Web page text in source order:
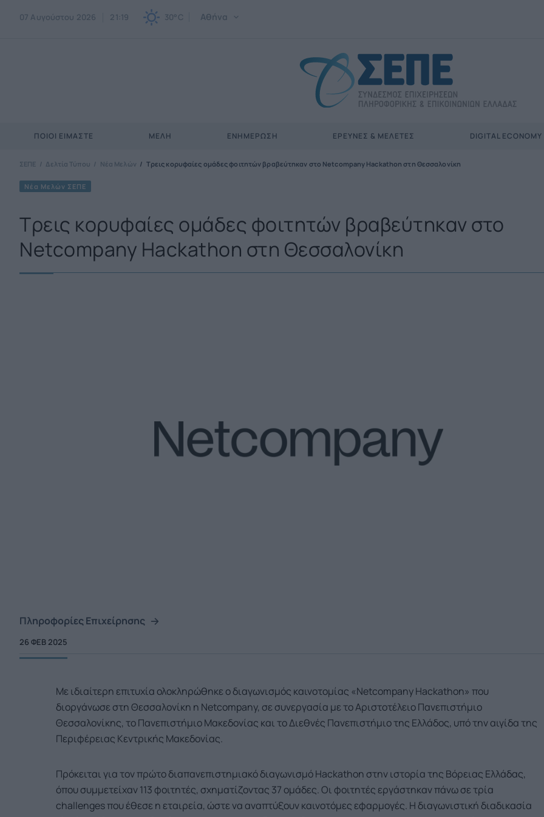
07 Αυγούστου 2026 21:19 30°C Αθήνα
ΠΟΙΟΙ ΕΊΜΑΣΤΕ ΜΈΛΗ ΕΝΗΜΕΡΩΣΗ ΈΡΕΥΝΕΣ & ΜΕΛΈΤΕΣ DIGITAL
ΣΕΠΕ Δελτία Τύπου Νέα Μελών Τρεις κορυφαίες ομάδες φοιτητών βραβεύτηκαν στο Netcompany Hackathon στη Θεσσαλονίκη
Νέα Μελών ΣΕΠΕ
Τρεις κορυφαίες ομάδες φοιτητών βραβεύτηκαν στο
Netcompany Hackathon στη Θεσσαλονίκη
Πληροφορίες Επιχείρησης
26 ΦΕΒ 2025
Με ιδιαίτερη επιτυχία ολοκληρώθηκε ο διαγωνισμός καινοτομίας «Netcompany Hackathon» που
διοργάνωσε στη Θεσσαλονίκη η Netcompany, σε συνεργασία με το Αριστοτέλειο Πανεπιστήμιο
Θεσσαλονίκης, το Πανεπιστήμιο Μακεδονίας και το Διεθνές Πανεπιστήμιο της Ελλάδος, υπό την αιγίδα της
Περιφέρειας Κεντρικής Μακεδονίας.
Πρόκειται για τον πρώτο διαπανεπιστημιακό διαγωνισμό Hackathon στην ιστορία της Βόρειας Ελλάδας,
όπου συμμετείχαν 113 φοιτητές, σχηματίζοντας 37 ομάδες. Οι φοιτητές εργάστηκαν πάνω σε τρία
challenges που έθεσε η εταιρεία, ώστε να αναπτύξουν καινοτόμες εφαρμογές. Η διαγωνιστική διαδικασία